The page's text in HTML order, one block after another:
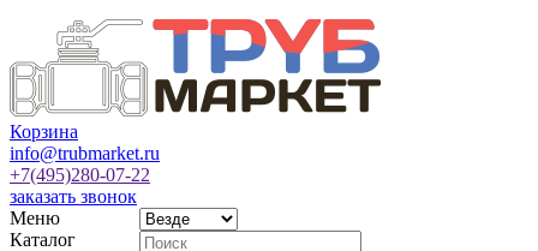
Корзина
info@trubmarket.ru
+7(495)280-07-22
заказать звонок
Меню
Каталог